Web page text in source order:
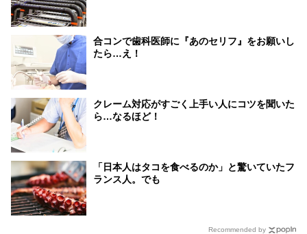
合コンで歯科医師に『あのセリフ』をお願いし
たら…え！
クレーム対応がすごく上手い人にコツを聞いた
ら…なるほど！
「日本人はタコを食べるのか」と驚いていたフ
ランス人。でも
Recommended by